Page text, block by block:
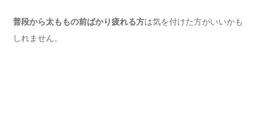
普段から太ももの前ばかり疲れる方は気を付けた方がいいかも
しれません。